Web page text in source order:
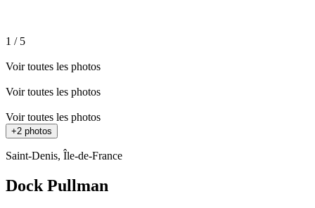
1 / 5
Voir toutes les photos
Voir toutes les photos
Voir toutes les photos
+2 photos
Saint-Denis, Île-de-France
Dock Pullman